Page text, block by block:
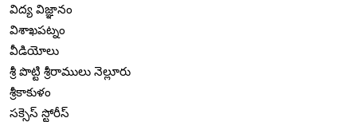
విద్య విజ్ఞానం
విశాఖపట్నం
వీడియోలు
శ్రీ పొట్టి శ్రీరాములు నెల్లూరు
శ్రీకాకుళం
సక్సెస్ స్టోరీస్